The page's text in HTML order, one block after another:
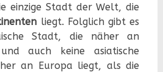
einzige Stadt der Welt, die
liegt. Folglich gibt es
Stadt, die näher an
auch keine asiatische
an Europa liegt, als die